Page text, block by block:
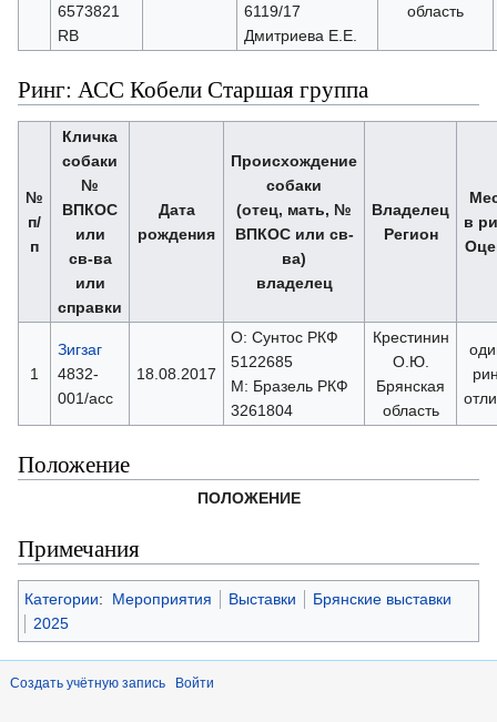
6573821
RB
6119/17
Дмитриева Е.Е.
область
Ринг: АСС Кобели Старшая группа
№
п/
п
Кличка
собаки
№
ВПКОС
или
св-ва
или
справки
Дата
рождения
Происхождение
собаки
(отец, мать, №
ВПКОС или св-
ва)
владелец
Владелец
Регион
в
1
Зигзаг
4832-
001/асс
18.08.2017
О: Сунтос РКФ
5122685
М: Бразель РКФ
3261804
Крестинин
О.Ю.
Брянская
область
Положение
ПОЛОЖЕНИЕ
Примечания
Категории: Мероприятия Выставки
Брянские выставки
2025
Создать учётную запись Войти